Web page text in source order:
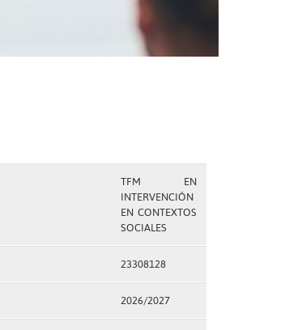
TFM EN
INTERVENCIÓN
EN CONTEXTOS
SOCIALES
23308128
2026/2027